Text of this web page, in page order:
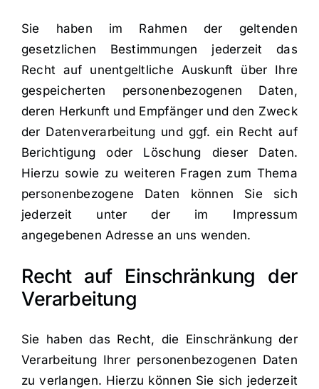
Sie haben im Rahmen der geltenden
gesetzlichen Bestimmungen jederzeit das
Recht auf unentgeltliche Auskunft über Ihre
gespeicherten personenbezogenen Daten,
deren Herkunft und Empfänger und den Zweck
der Datenverarbeitung und ggf. ein Recht auf
Berichtigung oder Löschung dieser Daten.
Hierzu sowie zu weiteren Fragen zum Thema
personenbezogene Daten können Sie sich
jederzeit unter der im Impressum
angegebenen Adresse an uns wenden.
Recht auf Einschränkung der
Verarbeitung
Sie haben das Recht, die Einschränkung der
Verarbeitung Ihrer personenbezogenen Daten
zu verlangen. Hierzu können Sie sich jederzeit